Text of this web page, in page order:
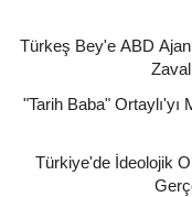
Türkeş Bey'e ABD
"Tarih Baba" Ortaylı'yı
Türkiye'de İdeolojik